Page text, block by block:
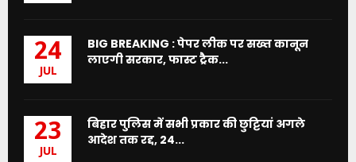
24
JUL
BIG BREAKING : पेपर लीक पर सख्त कानून
लाएगी सरकार, फास्ट ट्रैक...
23
JUL
बिहार पुलिस में सभी प्रकार की छुट्टियां अगले
आदेश तक रद्द, 24...